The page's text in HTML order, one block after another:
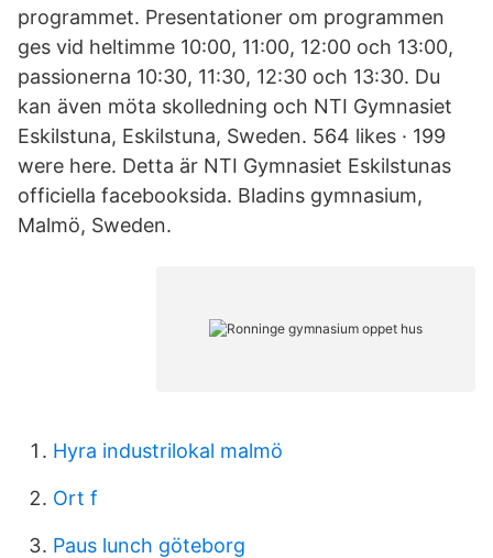
programmet. Presentationer om programmen
ges vid heltimme 10:00, 11:00, 12:00 och 13:00,
passionerna 10:30, 11:30, 12:30 och 13:30. Du
kan även möta skolledning och NTI Gymnasiet
Eskilstuna, Eskilstuna, Sweden. 564 likes · 199
were here. Detta är NTI Gymnasiet Eskilstunas
officiella facebooksida. Bladins gymnasium,
Malmö, Sweden.
Hyra industrilokal malmö
Ort f
Paus lunch göteborg